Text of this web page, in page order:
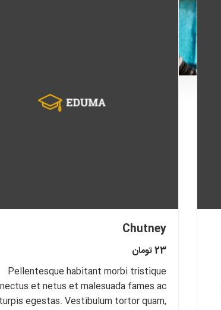
Chutney
23تومان
Pellentesque habitant morbi tristique
et netus et malesuada fames ac
turpis egestas. Vestibulum tortor quam,